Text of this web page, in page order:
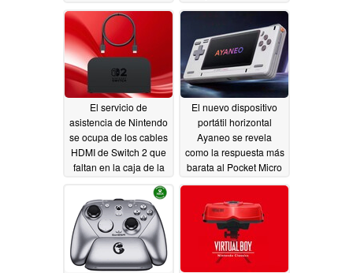
06/09/2026
El servicio de
asistencia de Nintendo
se ocupa de los cables
HDMI de Switch 2 que
faltan en la caja de la
El nuevo dispositivo
portátil horizontal
Ayaneo se revela
como la respuesta más
barata al Pocket Micro
05/20/2026